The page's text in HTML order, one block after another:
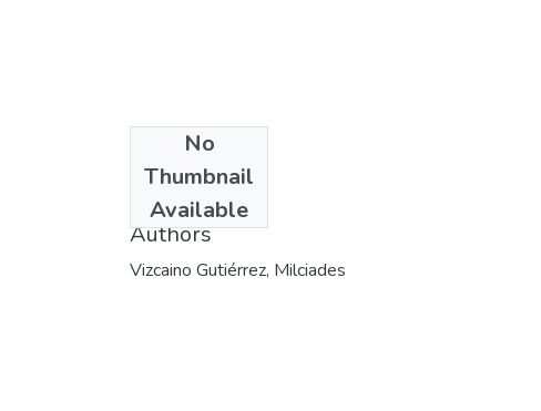
No
Thumbnail
Available
2001
Authors
Vizcaino Gutiérrez, Milciades